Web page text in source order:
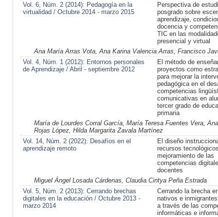
Vol. 6, Núm. 2 (2014): Pedagogía en la
virtualidad / Octubre 2014 - marzo 2015
Perspectiva de
posgrado sobre
aprendizaje,
docencia y
TIC en las
presencial y virtual
Ana María Arras Vota, Ana Karina Valencia Arras, Francisco
Vol. 4, Núm. 1 (2012): Entornos personales
de Aprendizaje / Abril - septiembre 2012
El método de
proyectos como
para mejorar la
pedagógica en el
competencias
comunicativas en
tercer grado de
primaria
María de Lourdes Corral García, María Teresa Fuentes Vera,
Rojas López, Hilda Margarita Zavala Martínez
Vol. 14, Núm. 2 (2022): Desafíos en el
aprendizaje remoto
El diseño
recursos
mejoramiento de las
competencias
docentes
Miguel Ángel Losada Cárdenas, Claudia Cintya Peña Estrada
Vol. 5, Núm. 2 (2013): Cerrando brechas
digitales en la educación / Octubre 2013 -
marzo 2014
Cerrando la brecha
nativos e
a través de las
informáticas e